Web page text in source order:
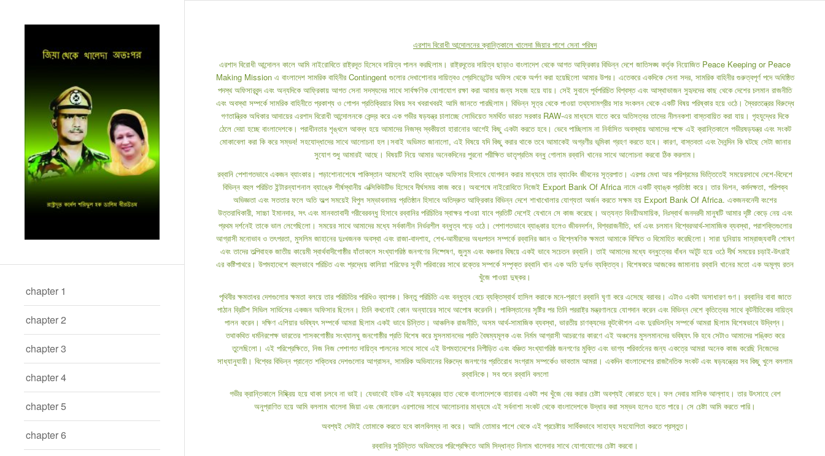
chapter 1
chapter 2
chapter 3
chapter 4
chapter 5
chapter 6
এরশাদ বিরোধী আন্দোলনের ক্রান্তিকালে খালেদা জিয়ার পাশে সেনা পরিষদ
এরশাদ বিরোধী আন্দোলন কালে আমি নাইরোবিতে রাষ্ট্রদূত হিসেবে দায়িত্ব পালন করছিলাম। রাষ্ট্রদূতের দায়িত্ব ছাড়াও বাংলাদেশ থেকে আগত আফ্রিকার বিভিন্ন দেশে জাতিসঙ্ঘ কর্তৃক নিয়োজিত Peace Keeping or Peace
Making Mission এ বাংলাদেশ সামরিক বাহিনীর Contingent গুলোর দেখাশোনার দায়িত্বও প্রেসিডেন্টের অফিস থেকে অর্পণ করা হয়েছিলো আমার উপর। এতেকরে একদিকে সেনা সদর, সামরিক বাহিনীর গুরুত্বপূর্ণ পদে অধিষ্ঠিত
পদস্থ অফিসারবৃন্দ এবং অন্যদিকে আফ্রিকায় আগত সেনা সদস্যদের সাথে সার্বক্ষণিক যোগাযোগ রক্ষা করা আমার জন্য সহজ হয়ে যায়। সেই সুবাদে পূর্বপরিচিত বিশ্বস্ত এবং আস্থাভাজন সুহৃদদের কাছ থেকে দেশের চলমান রাজনীতি
এবং অবস্থা সম্পর্কে সামরিক বাহিনীতে প্রকাশ্য ও গোপন প্রতিক্রিয়ার বিষয় সব খবরাখবরই আমি জানতে পারছিলাম। বিভিন্ন সূত্র থেকে পাওয়া তথ্যসামগ্রীর সার সংকলন থেকে একটি বিষয় পরিষ্কার হয়ে ওঠে। স্বৈরতন্ত্রের বিরুদ্ধে
গণতান্ত্রিক অধিকার আদায়ের এরশাদ বিরোধী আন্দোলনকে কেন্দ্র করে এক গভীর ষড়যন্ত্র চালাচ্ছে সোভিয়েত সমর্থিত ভারত সরকার RAW-এর মাধ্যমে যাতে করে অতিসত্বর তাদের নীলনকশা বাস্তবায়িত করা যায়। গৃহযুদ্ধের দিকে
ঠেলে দেয়া হচ্ছে বাংলাদেশকে। পরাধীনতার শৃঙ্খলে আবদ্ধ হয়ে আমাদের নিজস্ব স্বকীয়তা হারানোর আগেই কিছু একটা করতে হবে। ভেবে পাচ্ছিলাম না নির্বাসিত অবস্থায় আমাদের পক্ষে এই ক্রান্তিকালে গভীরষড়যন্ত্র এবং সংকট
মোকাবেলা করা কি করে সম্ভব! সহযোদ্ধাদের সাথে আলোচনা হল।সবাই অভিমত জানালো, এই বিষয়ে যদি কিছু করার থাকে তবে আমাকেই অগ্রণীর ভূমিকা গ্রহণ করতে হবে। কারণ, বাস্তবতা এবং দৈনন্দিন কি ঘটছে সেটা জানার
সুযোগ শুধু আমারই আছে। বিষয়টি নিয়ে আমার অনেকদিনের পুরনো পরীক্ষিত ভাতৃপ্রতিম বন্ধু গোলাম রব্বানি খানের সাথে আলোচনা করবো ঠিক করলাম।
রব্বানি পেশাগতভাবে একজন ব্যাংকার। পড়াশোনাশেষে পাকিস্তান আমলেই হাবিব ব্যাঙ্কে অফিসার হিসাবে যোগদান করার মাধ্যমে তার ব্যাংকিং জীবনের সূত্রপাত। এরপর মেধা আর পরিশ্রমের ভিত্তিতেই সময়েরসাথে দেশে-বিদেশে
বিভিন্ন বহুল পরিচিত ইন্টারন্যাশনাল ব্যাঙ্কে শীর্ষস্থানীয় এক্সিকিউটিভ হিসেবে দীর্ঘসময় কাজ করে। অবশেষে নাইরোবিতে নিজেই Export Bank Of Africa নামে একটি ব্যাঙ্ক প্রতিষ্ঠা করে। তার ভিশন, কর্মদক্ষতা, পরিপক্ব
অভিজ্ঞতা এবং সততার ফলে অতি অল্প সময়েই বিপুল সম্ভাবনাময় প্রতিষ্ঠান হিসাবে অতিদ্রুত আফ্রিকার বিভিন্ন দেশে শাখাখোলার যোগ্যতা অর্জন করতে সক্ষম হয় Export Bank Of Africa. একজনবনেদী বংশের
উত্তরাধিকারী, সাচ্চা ইমানদার, সৎ এবং মানবতাবাদী গরীবেরবন্ধু হিসাবে রব্বানির পরিচিতির স্বাক্ষর পাওয়া যাবে প্রতিটি দেশেই যেখানে সে কাজ করেছে। অত্যন্ত বিনয়ীঅমায়িক, নিঃস্বার্থ জনদরদী মানুষটি আমার দৃষ্টি কেড়ে নেয় এবং
প্রথম দর্শনেই তাকে ভাল লেগেছিলো। সময়ের সাথে আমাদের মধ্যে সর্বকালীন নির্ভরশীল বন্ধুত্ব গড়ে ওঠে। পেশাগতভাবে ব্যাঙ্কার হলেও জীবনদর্শন, বিশ্বরাজনীতি, ধর্ম এবং চলমান বিশ্বেরআর্থ-সামাজিক ব্যবস্থা, পরাশক্তিগুলোর
আগ্রাসী মনোভাব ও তৎপরতা, মুসলিম জাহানের দুঃখজনক অবস্থা এবং রাজা-বাদশাহ, শেখ-আমীরদের অধঃপতন সম্পর্কে রব্বানির জ্ঞান ও বিশ্লেষণিক ক্ষমতা আমাকে বিস্মিত ও বিমোহিত করেছিলো। সারা দুনিয়ায় সাম্রাজ্যবাদী শোষণ
এবং তাদের তল্পিবাহক জাতীয় কায়েমী স্বার্থবাদীগোষ্ঠীর যাঁতাকলে সংখ্যাগরিষ্ঠ জনগণের নিষ্পেষণ, জুলুম এবং বঞ্চনার বিষয়ে একই ভাবে সচেতন রব্বানি। তাই আমাদের মধ্যে বন্ধুত্বের বাঁধন অটুট হয়ে ওঠে দীর্ঘ সময়ের চড়াই-উৎরাই
এর কষ্টিপাথরে। উপমহাদেশে বহুলভাবে পরিচিত এবং শ্রদ্ধেয় কালিয়া শরিফের সূফী পরিবারের সাথে রক্তের সম্পর্কে সম্পৃক্ত রব্বানি খান এক অতি দুর্লভ ব্যক্তিত্ব। বিশেষকরে আজকের জামানায় রব্বানি খানের মতো এক অমূল্য রতন
খুঁজে পাওয়া দুষ্কর।
পৃথিবীর ক্ষমতাধর দেশগুলোর ক্ষমতা বলয়ে তার পরিচিতির পরিধিও ব্যাপক। কিন্তু পরিচিতি এবং বন্ধুত্ব বেচে ব্যক্তিস্বার্থ হাসিল করাকে মনে-প্রাণে রব্বানি ঘৃণা করে এসেছে বরাবর। এটাও একটা অসাধারণ গুণ। রব্বানির বাবা জাতে
পাঠান ব্রিটিশ সিভিল সার্ভিসের একজন অফিসার ছিলেন। তিনি কখনোই কোন অন্যায়ের সাথে আপোষ করেননি। পাকিস্তানের সৃষ্টির পর তিনি পররাষ্ট্র মন্ত্রণালয়ে যোগদান করেন এবং বিভিন্ন দেশে কৃতিত্বের সাথে কূটনীতিকের দায়িত্ব
পালন করেন। দক্ষিণ এশিয়ার ভবিষ্যৎ সম্পর্কে আমরা ছিলাম একই ভাবে চিন্তিত। আঞ্চলিক রাজনীতি, অসম আর্থ-সামাজিক ব্যবস্থা, ভারতীয় চাণক্যদের কূটকৌশল এবং দুরভিসন্ধি সম্পর্কে আমরা ছিলাম বিশেষভাবে উদ্বিগ্ন।
তথাকথিত ধর্মনিরপেক্ষ ভারতের শাসকগোষ্ঠীর সংখ্যালঘু জনগোষ্ঠীর প্রতি বিশেষ করে মুসলমানদের প্রতি বৈষম্যমূলক এবং নির্মম আগ্রাসী আচরণের কারণে এই অঞ্চলের মুসলমানদের ভবিষ্যৎ কি হবে সেটাও আমাদের শঙ্কিত করে
তুলেছিলো। এই পরিপ্রেক্ষিতে, নিজ নিজ পেশাগত দায়িত্ব পালনের সাথে সাথে এই উপমহাদেশের নিপীড়িত এবং বঞ্চিত সংখ্যাগরিষ্ঠ জনগণের মুক্তি এবং ভাগ্য পরিবর্তনের জন্য একত্রে আমরা অনেক কাজ করেছি নিজেদের
সাধ্যানুযায়ী। বিশ্বের বিভিন্ন প্রান্তে শক্তিধর দেশগুলোর আগ্রাসন, সামরিক অভিযানের বিরুদ্ধে জনগণের প্রতিরোধ সংগ্রাম সম্পর্কেও ভাবতাম আমরা। একদিন বাংলাদেশের রাজনৈতিক সংকট এবং ষড়যন্ত্রের সব কিছু খুলে বললাম
রব্বানিকে। সব শুনে রব্বানি বললো
গভীর ক্রান্তিকালে নিষ্ক্রিয় হয়ে থাকা চলবে না ভাই। যেভাবেই হউক এই ষড়যন্ত্রের হাত থেকে বাংলাদেশকে বাচাবার একটা পথ খুঁজে বের করার চেষ্টা অবশ্যই কোরতে হবে। ফল দেবার মালিক আল্লাহ। তার উৎসাহে বেশ
অনুপ্রাণিত হয়ে আমি বললাম খালেদা জিয়া এবং জেনারেল এরশাদের সাথে আলোচনার মাধ্যমে এই সর্বনাশা সংকট থেকে বাংলাদেশকে উদ্ধার করা সম্ভব হলেও হতে পারে। সে চেষ্টা আমি করতে পারি।
অবশ্যই সেটাই তোমাকে করতে হবে কালবিলম্ব না করে। আমি তোমার পাশে থেকে এই প্রচেষ্টায় সার্বিকভাবে সাহায্য সহযোগিতা করতে প্রস্তুত।
রব্বানির সুচিন্তিত অভিমতের পরিপ্রেক্ষিতে আমি সিদ্ধান্ত নিলাম খালেদার সাথে যোগাযোগের চেষ্টা করবো।